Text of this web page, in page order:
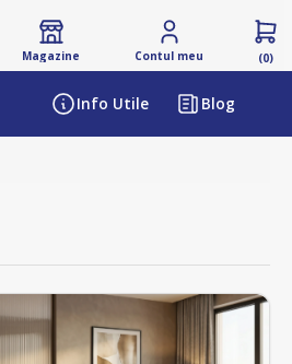
Magazine Contul meu (0)
Info Utile Blog